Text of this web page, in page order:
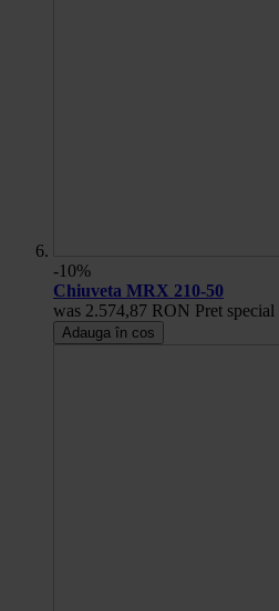
-10%
Chiuveta MRX 210-50
was 2.574,87 RON Pret special
Adauga în cos